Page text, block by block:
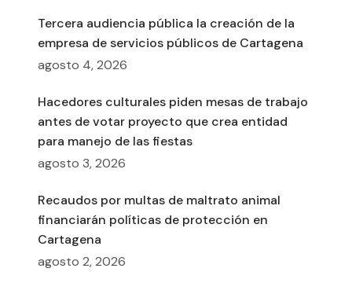
Tercera audiencia pública la creación de la
empresa de servicios públicos de Cartagena
agosto 4, 2026
Hacedores culturales piden mesas de trabajo
antes de votar proyecto que crea entidad
para manejo de las fiestas
agosto 3, 2026
Recaudos por multas de maltrato animal
financiarán políticas de protección en
Cartagena
agosto 2, 2026